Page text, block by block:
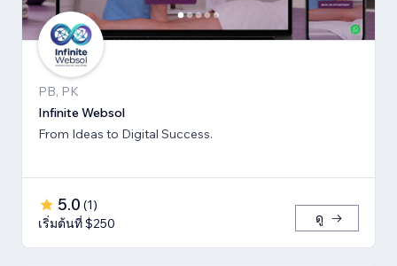
PB, PK
Infinite Websol
From Ideas to Digital Success.
5.0 (1)
เริ่มต้นที่ $250
ดู